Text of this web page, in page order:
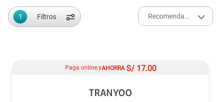
1 Filtros Recomendados
Paga online yAHORRA S/ 17.00
TRANYOO